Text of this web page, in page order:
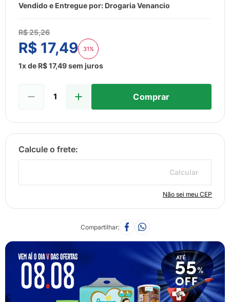
Vendido e Entregue por: Drogaria Venancio
R$25,26
R$ 17,49 31%
1x de R$17,49sem juros
Comprar
Não sei meu CEP
Calcular
Compartilhar
9º
lenço umedecido